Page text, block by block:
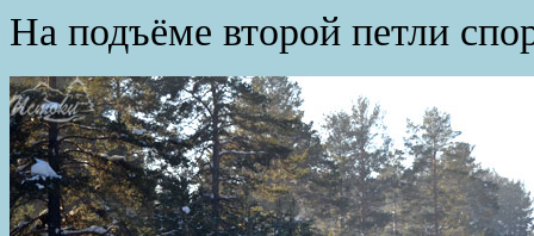
На подъёме второй петли